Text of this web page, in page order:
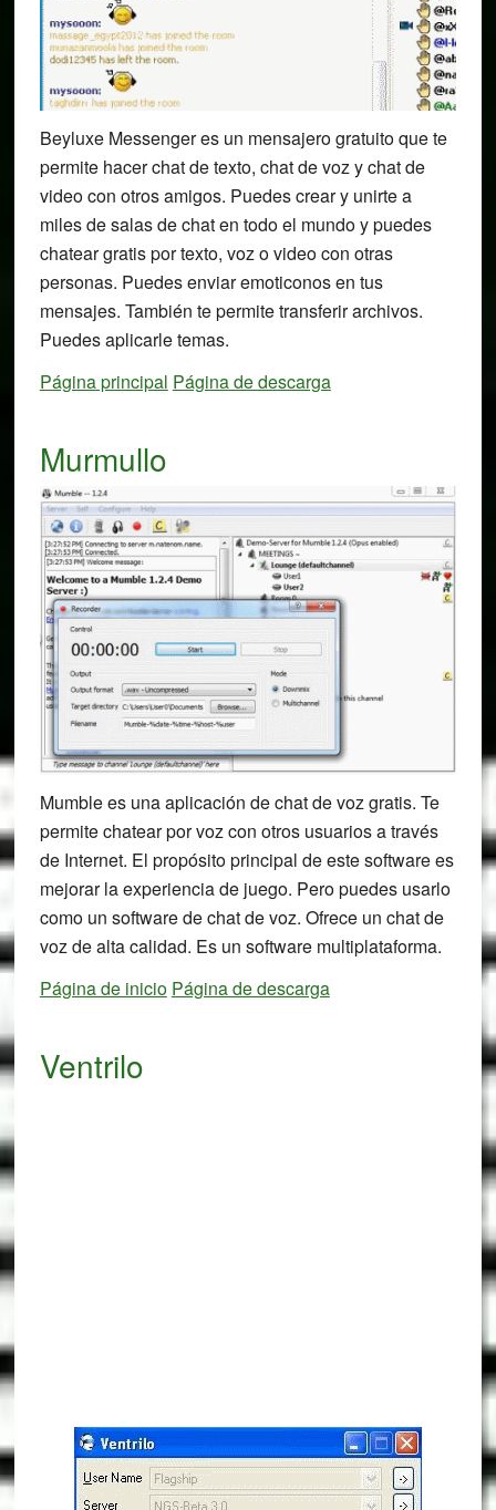
Beyluxe Messenger es un mensajero gratuito que te
permite hacer chat de texto, chat de voz y chat de
video con otros amigos. Puedes crear y unirte a
miles de salas de chat en todo el mundo y puedes
chatear gratis por texto, voz o video con otras
personas. Puedes enviar emoticonos en tus
mensajes. También te permite transferir archivos.
Puedes aplicarle temas.
Página principal Página de descarga
Murmullo
Mumble es una aplicación de chat de voz gratis. Te
permite chatear por voz con otros usuarios a través
de Internet. El propósito principal de este software es
mejorar la experiencia de juego. Pero puedes usarlo
como un software de chat de voz. Ofrece un chat de
voz de alta calidad. Es un software multiplataforma.
Página de inicio Página de descarga
Ventrilo